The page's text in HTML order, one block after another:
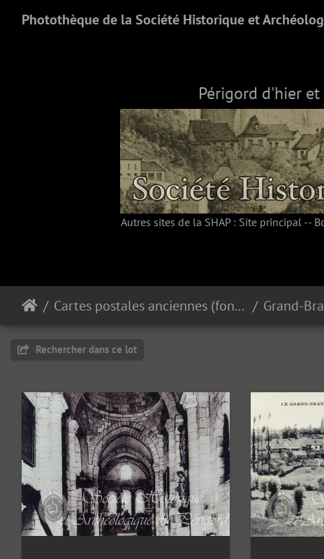
Photothèque de la Société Historique et
Périgord d'hier
Autres sites de la SHAP : Site principal --
Cartes postales anciennes (fonds SHAP) Grand-
Rechercher dans ce lot